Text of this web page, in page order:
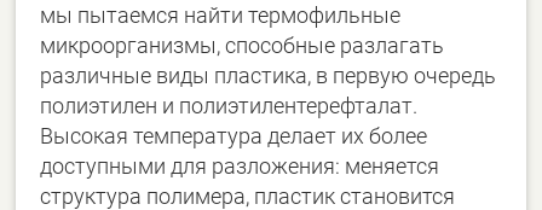
мы пытаемся найти термофильные
микроорганизмы, способные разлагать
различные виды пластика, в первую очередь
полиэтилен и полиэтилентерефталат.
Высокая температура делает их более
доступными для разложения: меняется
структура полимера, пластик становится